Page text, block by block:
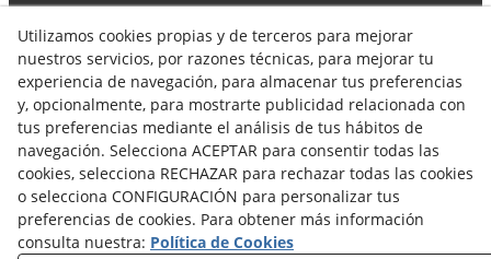
Síguenos en las redes!
Aviso Legal Política de Privacidad
Utilizamos cookies propias y de terceros para mejorar
nuestros servicios, por razones técnicas, para mejorar tu
experiencia de navegación, para almacenar tus preferencias
y, opcionalmente, para mostrarte publicidad relacionada con
tus preferencias mediante el análisis de tus hábitos de
navegación. Selecciona ACEPTAR para consentir todas las
cookies, selecciona RECHAZAR para rechazar todas las cookies
o selecciona CONFIGURACIÓN para personalizar tus
preferencias de cookies. Para obtener más información
consulta nuestra: Política de Cookies